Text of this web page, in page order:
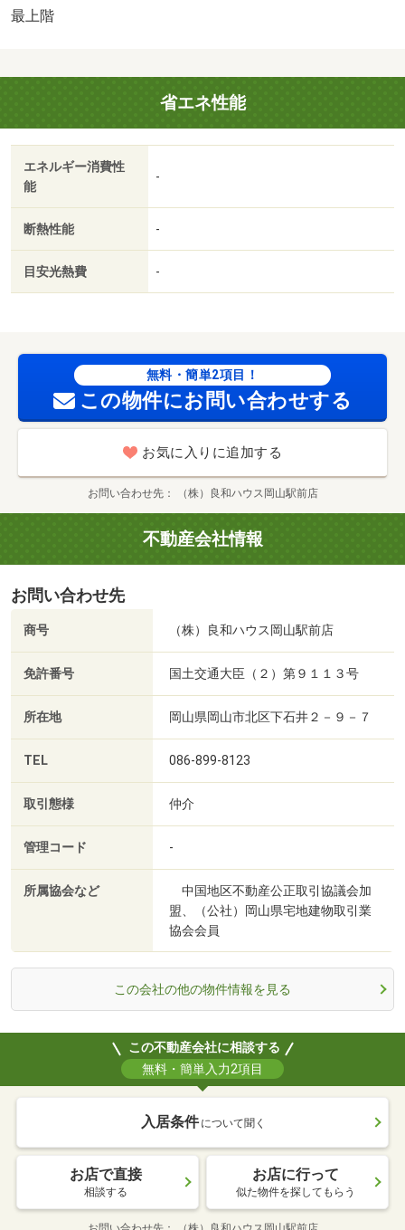
庫／仲介手数料不要／二人入居相談／洗濯機／平坦地／電
８畳以上／岡山市立岡南小学校（小学校）まで１０３６ｍ
／岡山市立岡輝中学校（中学校）まで１８０１ｍ／アート
チャイルドケア岡山豊成保育（幼稚園・保育園）まで３９
９ｍ／岡山県立岡山南高校（高校・高専）まで１２６２ｍ
／岡山市役所（役所）まで２８３５ｍ／岡山豊成郵便局
（郵便局）まで７４０ｍ
最上階
省エネ性能
エネルギー消費性
能
-
断熱性能 -
目安光熱費 -
無料・簡単2項目！
この物件にお問い合わせする
お気に入りに追加する
お問い合わせ先 （株）良和ハウス岡山駅前店
不動産会社情報
お問い合わせ先
商号 （株）良和ハウス岡山駅前店
免許番号 国土交通大臣（２）第９１１３号
所在地 岡山県岡山市北区下石井２－９－７
TEL 086-899-8123
取引態様 仲介
管理コード -
所属協会など
中国地区不動産公正取引協議会加
盟、（公社）岡山県宅地建物取引業
協会会員
この会社の他の物件情報を見る
この不動産会社に相談する
無料・簡単入力2項目
入居条件 について聞く
お店で直接
相談する
お店に行って
似た物件を探してもらう